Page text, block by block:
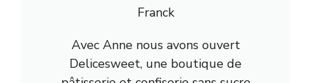
Franck
Avec Anne nous avons ouvert
Delicesweet, une boutique de